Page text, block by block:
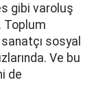
gibi varoluş
Toplum
sosyal
Ve bu
de